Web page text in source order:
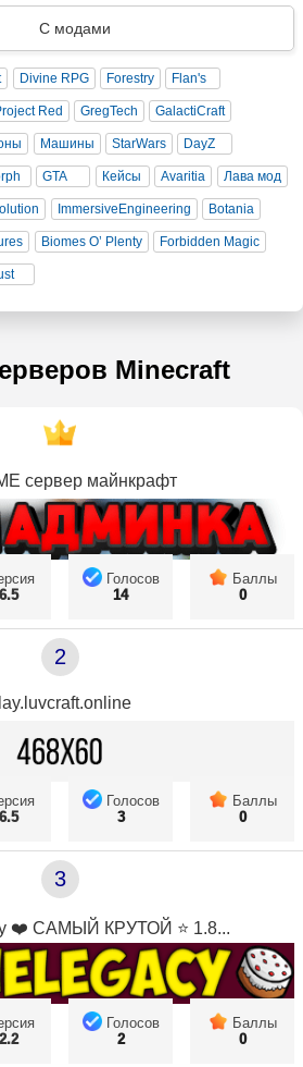
С модами
Divine RPG Forestry Flan's
Red GregTech GalactiCraft
Машины StarWars DayZ
GTA Кейсы Avaritia Лава мод
ImmersiveEngineering Botania
Biomes O’ Plenty Forbidden Magic
Minecraft
сервер майнкрафт
Голосов
14
Баллы
0
2
Голосов
3
Баллы
0
3
❤️ САМЫЙ КРУТОЙ ⭐ 1.8...
Голосов
2
Баллы
0